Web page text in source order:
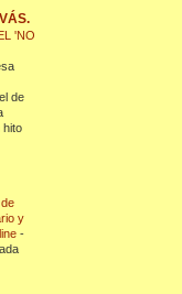
'NO
de
hito
y
-